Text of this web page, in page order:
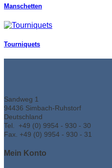
Manschetten
Tourniquets
Sandweg 1
94436 Simbach-Ruhstorf
Deutschland
Tel. +49 (0) 9954 - 930 - 30
Fax. +49 (0) 9954 - 930 - 31
Mein Konto